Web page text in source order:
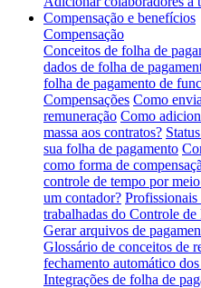
Compensação e benefícios
Compensação
Conceitos de folha de
dados de folha de
folha de pagamento de
Compensações Como
remuneração Como
massa aos contratos?
sua folha de pagamento
como forma de
controle de tempo por
um contador? Profissionais
trabalhadas do Controle
Gerar arquivos de
Glossário de conceitos de
fechamento automático
Integrações de folha de